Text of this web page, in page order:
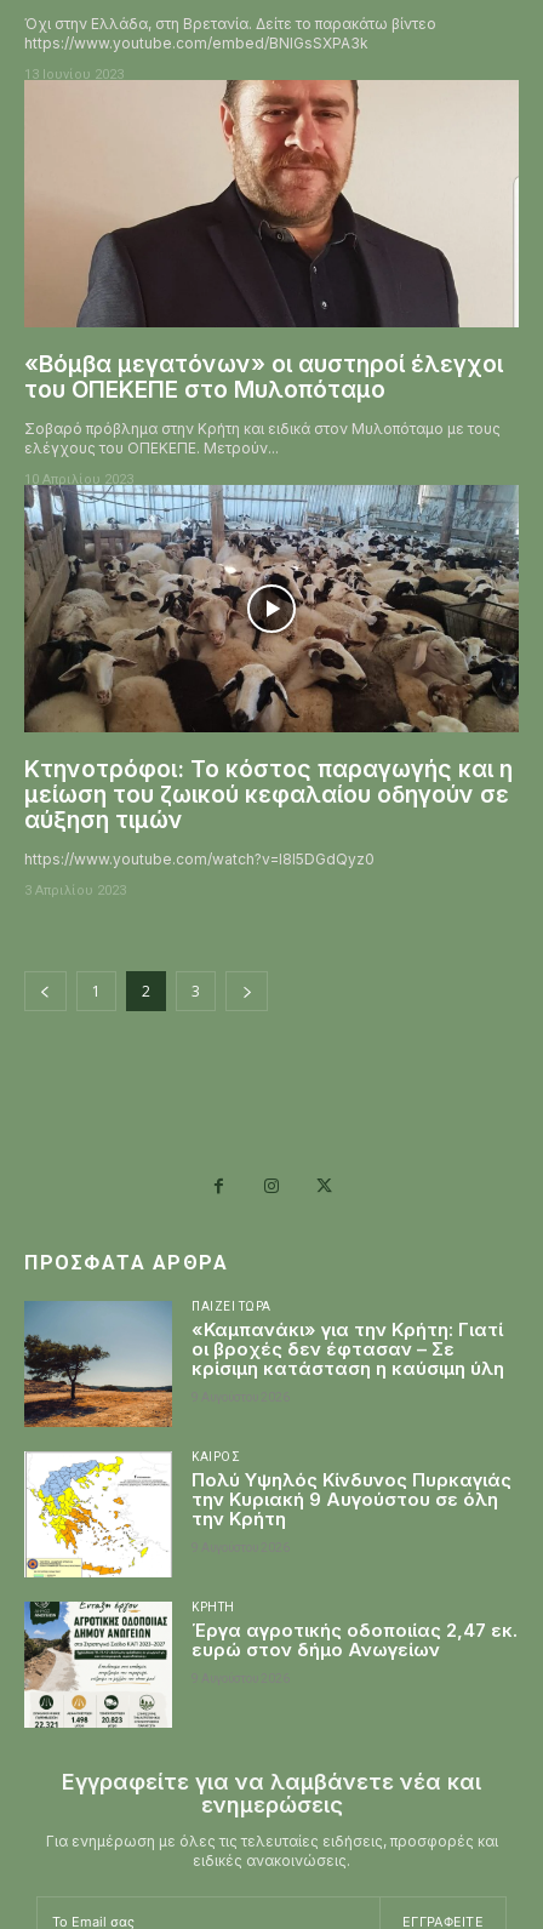
Όχι στην Ελλάδα, στη Βρετανία. Δείτε το παρακάτω βίντεο
https://www.youtube.com/embed/BNlGsSXPA3k
13 Ιουνίου 2023
«Βόμβα μεγατόνων» οι αυστηροί έλεγχοι
του ΟΠΕΚΕΠΕ στο Μυλοπόταμο
Σοβαρό πρόβλημα στην Κρήτη και ειδικά στον Μυλοπόταμο με τους
ελέγχους του ΟΠΕΚΕΠΕ. Μετρούν...
10 Απριλίου 2023
Κτηνοτρόφοι: Το κόστος παραγωγής και η
μείωση του ζωικού κεφαλαίου οδηγούν σε
αύξηση τιμών
https://www.youtube.com/watch?v=I8l5DGdQyz0
3 Απριλίου 2023
1 2 3
ΠΡΌΣΦΑΤΑ ΆΡΘΡΑ
ΠΑΊΖΕΙ ΤΏΡΑ
«Καμπανάκι» για την Κρήτη: Γιατί
οι βροχές δεν έφτασαν – Σε
κρίσιμη κατάσταση η καύσιμη ύλη
ΚΑΙΡΌΣ
Πολύ Υψηλός Κίνδυνος Πυρκαγιάς
την Κυριακή 9 Αυγούστου σε όλη
την Κρήτη
ΚΡΉΤΗ
Έργα αγροτικής οδοποιίας 2,47 εκ.
ευρώ στον δήμο Ανωγείων
Εγγραφείτε για να λαμβάνετε νέα και
ενημερώσεις
Για ενημέρωση με όλες τις τελευταίες ειδήσεις, προσφορές και
ειδικές ανακοινώσεις.
ΕΓΓΡΑΦΕΊΤΕ